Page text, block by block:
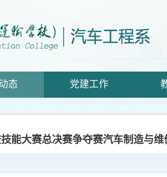
态 党建工作
能大赛总决赛争夺赛汽车制造与